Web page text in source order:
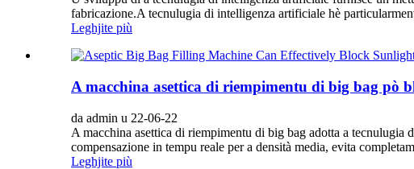
fabricazione.A tecnulugia di intelligenza artificiale hè
Leghjite più
A macchina asettica di riempimentu di big bag pò
da admin u 22-06-22
A macchina asettica di riempimentu di big bag adotta a tecnulugia
compensazione in tempu reale per a densità media, evita
Leghjite più